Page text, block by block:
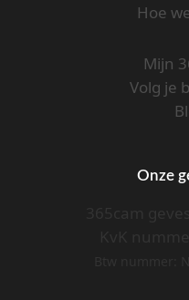
Hoe
Mijn
Volg je
Onze